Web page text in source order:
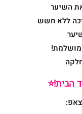
השיער
ללא חשש